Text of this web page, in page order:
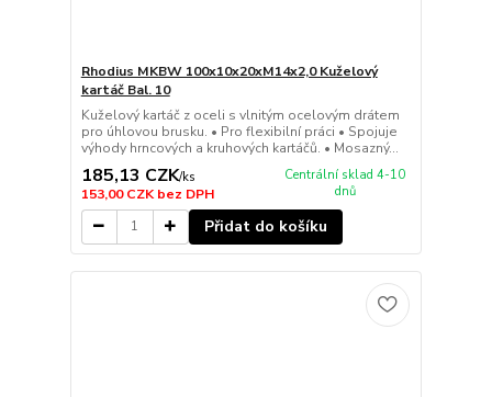
Rhodius MKBW 100x10x20xM14x2,0 Kuželový
kartáč Bal. 10
Kuželový kartáč z oceli s vlnitým ocelovým drátem
pro úhlovou brusku. • Pro flexibilní práci • Spojuje
výhody hrncových a kruhových kartáčů. • Mosazný...
185,13 CZK/ks
153,00 CZKbez DPH
Centrální sklad 4-10
dnů
Přidat do košíku